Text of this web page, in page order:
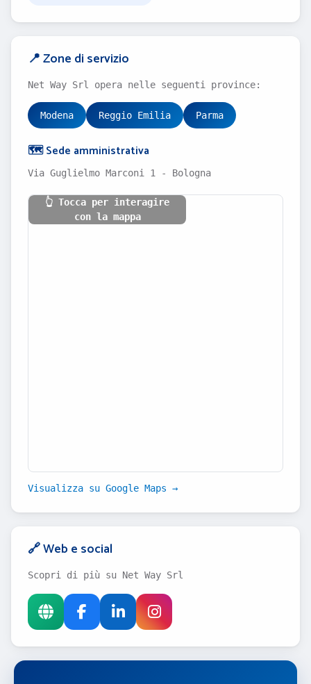
📍 Zone di servizio
Net Way Srl opera nelle seguenti province:
Modena Reggio Emilia Parma
🗺️ Sede amministrativa
Via Guglielmo Marconi 1 - Bologna
👆 Tocca per interagire
con la mappa
Visualizza su Google Maps →
🔗 Web e social
Scopri di più su Net Way Srl